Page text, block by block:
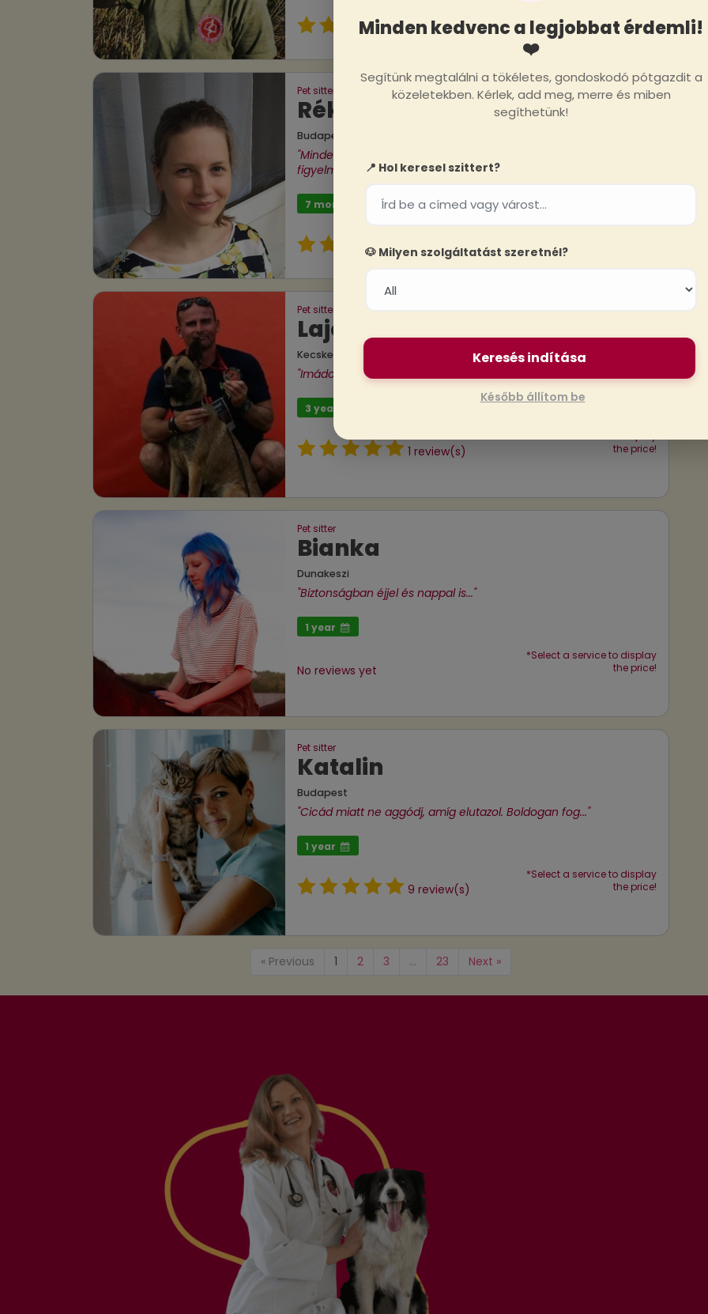
1 review(s)
the price!
Pet sitter
Réka
Budapest
"Minden kis kedvenc megérdemli az egyéni
figyelmet,..."
7 months ago
1 review(s)
Pet sitter
Lajos
Kecskemét
"Imádok kutyákkal foglalkozni.?..."
3 years ago
1 review(s)
the price!
Pet sitter
Bianka
Dunakeszi
"Biztonságban éjjel és nappal is..."
1 year
No reviews yet
*Select a service to display
the price!
Pet sitter
Katalin
Budapest
"Cicád miatt ne aggódj, amíg elutazol. Boldogan fog..."
1 year
9 review(s)
*Select a service to display
the price!
« Previous 1 2 3 … 23 Next »
Minden kedvenc a legjobbat érdemli!
❤️
Segítünk megtalálni a tökéletes, gondoskodó pótgazdit a
közeletekben. Kérlek, add meg, merre és miben
segíthetünk!
📍 Hol keresel szittert?
🐶 Milyen szolgáltatást szeretnél?
Keresés indítása
Később állítom be